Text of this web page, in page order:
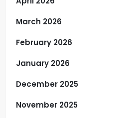
March 2026
February 2026
January 2026
December 2025
November 2025